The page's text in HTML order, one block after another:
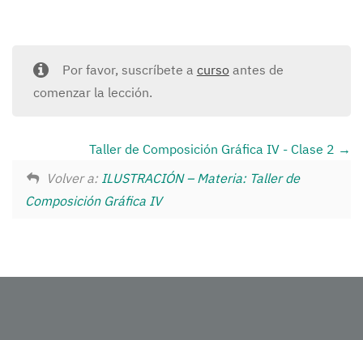
Por favor, suscríbete a cursoantes de
comenzar la lección.
Taller de Composición Gráfica IV - Clase 2
Volver a: ILUSTRACIÓN – Materia: Taller de
Composición Gráfica IV